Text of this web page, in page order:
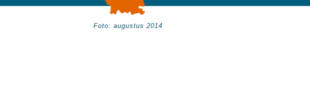
Foto: augustus 2014